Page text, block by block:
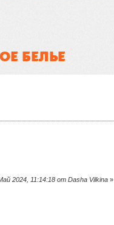
БЕЛЬЕ
2024, 11:14:18 от Dasha Vilkina»